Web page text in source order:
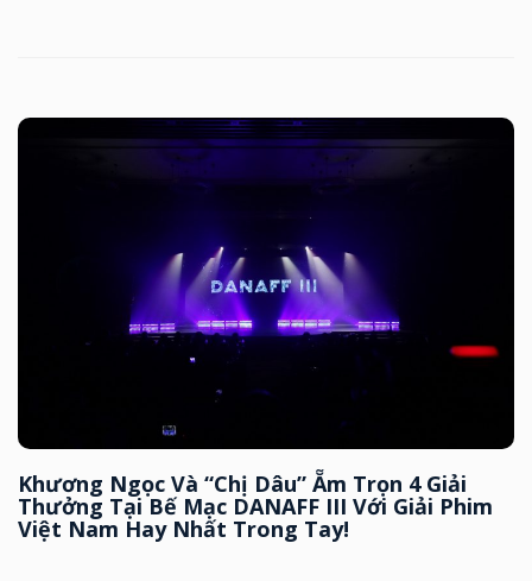
Khương Ngọc Và “Chị Dâu” Ẵm Trọn 4 Giải
Thưởng Tại Bế Mạc DANAFF III Với Giải Phim
Việt Nam Hay Nhất Trong Tay!